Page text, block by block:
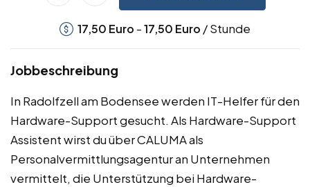
17,50 Euro -17,50 Euro / Stunde
Jobbeschreibung
In Radolfzell am Bodensee werden IT-Helfer für den
Hardware-Support gesucht. Als Hardware-Support
Assistent wirst du über CALUMA als
Personalvermittlungsagentur an Unternehmen
vermittelt, die Unterstützung bei Hardware-